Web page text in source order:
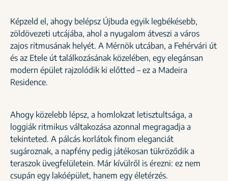
Képzeld el, ahogy belépsz Újbuda egyik legbékésebb,
zöldövezeti utcájába, ahol a nyugalom átveszi a város
zajos ritmusának helyét. A Mérnök utcában, a Fehérvári út
és az Etele út találkozásának közelében, egy elegánsan
modern épület rajzolódik ki előtted – ez a Madeira
Residence.
Ahogy közelebb lépsz, a homlokzat letisztultsága, a
loggiák ritmikus váltakozása azonnal megragadja a
tekinteted. A pálcás korlátok finom eleganciát
sugároznak, a napfény pedig játékosan tükröződik a
teraszok üvegfelületein. Már kívülről is érezni: ez nem
csupán egy lakóépület, hanem egy életérzés.